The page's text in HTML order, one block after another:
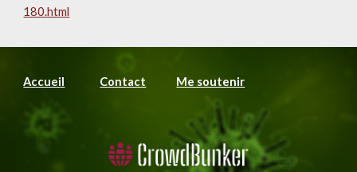
180.html
Accueil Contact Me soutenir